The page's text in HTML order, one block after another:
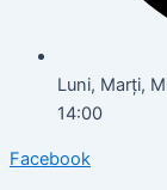
Luni, Marți,
14:00
Facebook